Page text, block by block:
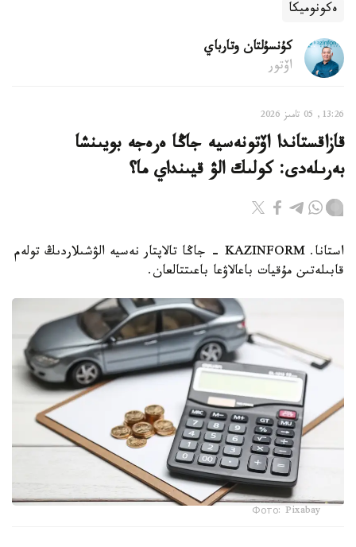
ەكونوميكا
كۇنسۇلتان وتارباي
اۆتور
13:26, 05 تامىز 2026
قازاقستاندا اۆتونەسيە جاڭا ەرەجە بويىنشا
بەرىلەدى: كولىك الۋ قيىنداي ما؟
استانا. KAZINFORM - جاڭا تالاپتار نەسيە الۋشىلاردىڭ تولەم
قابىلەتىن مۇقيات باعالاۋعا باعىتتالعان.
Фото: Pixabay